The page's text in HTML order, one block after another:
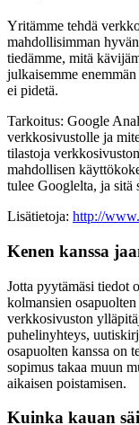
Yritämme tehdä
mahdollisimman
tiedämme, mitä
julkaisemme
ei pidetä.
Tarkoitus: Google
verkkosivustolle ja
tilastoja
mahdollisen
tulee Googlelta, ja sitä
Lisätietoja: http://
Kenen kanssa
Jotta pyytämäsi tiedot
kolmansien
verkkosivuston
puhelinyhteys,
osapuolten kanssa on
sopimus takaa muun
aikaisen poistamisen.
Kuinka kauan